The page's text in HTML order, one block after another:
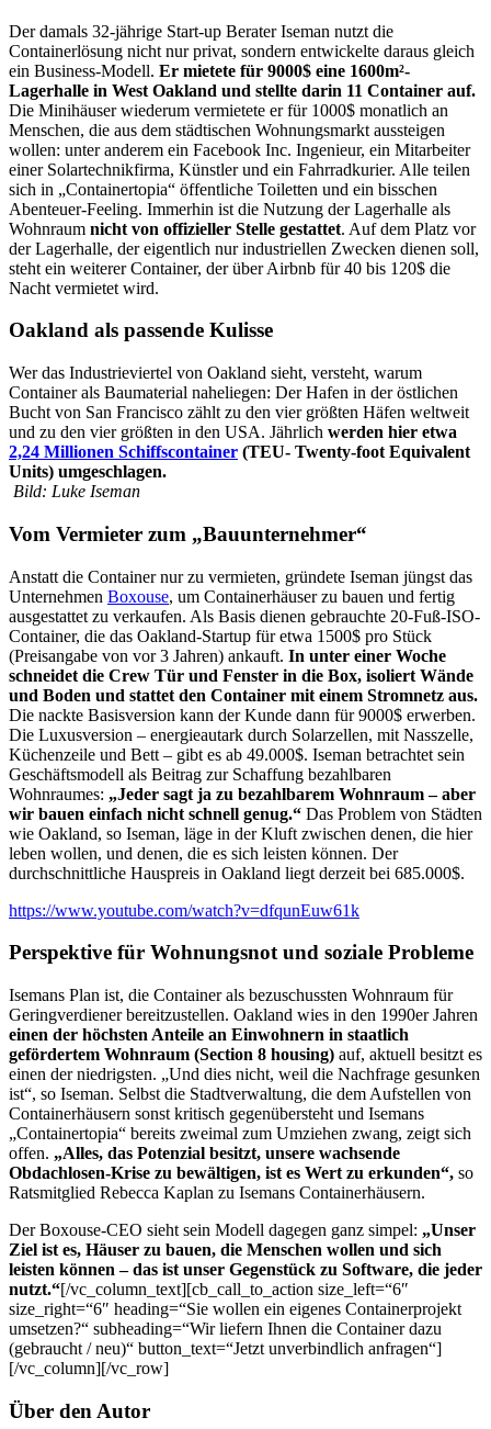
Der damals 32-jährige Start-up Berater Iseman nutzt die
Containerlösung nicht nur privat, sondern entwickelte daraus gleich
ein Business-Modell. Er mietete für 9000$ eine 1600m²-
Lagerhalle in West Oakland und stellte darin 11 Container auf.
Die Minihäuser wiederum vermietete er für 1000$ monatlich an
Menschen, die aus dem städtischen Wohnungsmarkt aussteigen
wollen: unter anderem ein Facebook Inc. Ingenieur, ein Mitarbeiter
einer Solartechnikfirma, Künstler und ein Fahrradkurier. Alle teilen
sich in „Containertopia“ öffentliche Toiletten und ein bisschen
Abenteuer-Feeling. Immerhin ist die Nutzung der Lagerhalle als
Wohnraum nicht von offizieller Stelle gestattet. Auf dem Platz vor
der Lagerhalle, der eigentlich nur industriellen Zwecken dienen soll,
steht ein weiterer Container, der über Airbnb für 40 bis 120$ die
Nacht vermietet wird.
Oakland als passende Kulisse
Wer das Industrieviertel von Oakland sieht, versteht, warum
Container als Baumaterial naheliegen: Der Hafen in der östlichen
Bucht von San Francisco zählt zu den vier größten Häfen weltweit
und zu den vier größten in den USA. Jährlich werden hier etwa
2,24 Millionen Schiffscontainer (TEU- Twenty-foot Equivalent
Units) umgeschlagen.
Bild: Luke Iseman
Vom Vermieter zum „Bauunternehmer“
Anstatt die Container nur zu vermieten, gründete Iseman jüngst das
Unternehmen Boxouse, um Containerhäuser zu bauen und fertig
ausgestattet zu verkaufen. Als Basis dienen gebrauchte 20-Fuß-ISO-
Container, die das Oakland-Startup für etwa 1500$ pro Stück
(Preisangabe von vor 3 Jahren) ankauft. In unter einer Woche
schneidet die Crew Tür und Fenster in die Box, isoliert Wände
und Boden und stattet den Container mit einem Stromnetz aus.
Die nackte Basisversion kann der Kunde dann für 9000$ erwerben.
Die Luxusversion – energieautark durch Solarzellen, mit Nasszelle,
Küchenzeile und Bett – gibt es ab 49.000$. Iseman betrachtet sein
Geschäftsmodell als Beitrag zur Schaffung bezahlbaren
Wohnraumes: „Jeder sagt ja zu bezahlbarem Wohnraum – aber
wir bauen einfach nicht schnell genug.“ Das Problem von Städten
wie Oakland, so Iseman, läge in der Kluft zwischen denen, die hier
leben wollen, und denen, die es sich leisten können. Der
durchschnittliche Hauspreis in Oakland liegt derzeit bei 685.000$.
https://www.youtube.com/watch?v=dfqunEuw61k
Perspektive für Wohnungsnot und soziale Probleme
Isemans Plan ist, die Container als bezuschussten Wohnraum für
Geringverdiener bereitzustellen. Oakland wies in den 1990er Jahren
einen der höchsten Anteile an Einwohnern in staatlich
gefördertem Wohnraum (Section 8 housing) auf, aktuell besitzt es
einen der niedrigsten. „Und dies nicht, weil die Nachfrage gesunken
ist“, so Iseman. Selbst die Stadtverwaltung, die dem Aufstellen von
Containerhäusern sonst kritisch gegenübersteht und Isemans
„Containertopia“ bereits zweimal zum Umziehen zwang, zeigt sich
offen. „Alles, das Potenzial besitzt, unsere wachsende
Obdachlosen-Krise zu bewältigen, ist es Wert zu erkunden“, so
Ratsmitglied Rebecca Kaplan zu Isemans Containerhäusern.
Der Boxouse-CEO sieht sein Modell dagegen ganz simpel: „Unser
Ziel ist es, Häuser zu bauen, die Menschen wollen und sich
leisten können – das ist unser Gegenstück zu Software, die jeder
nutzt.“[/vc_column_text][cb_call_to_action size_left=“6″
size_right=“6″ heading=“Sie wollen ein eigenes Containerprojekt
umsetzen?“ subheading=“Wir liefern Ihnen die Container dazu
(gebraucht / neu)“ button_text=“Jetzt unverbindlich anfragen“]
[/vc_column][/vc_row]
Über den Autor